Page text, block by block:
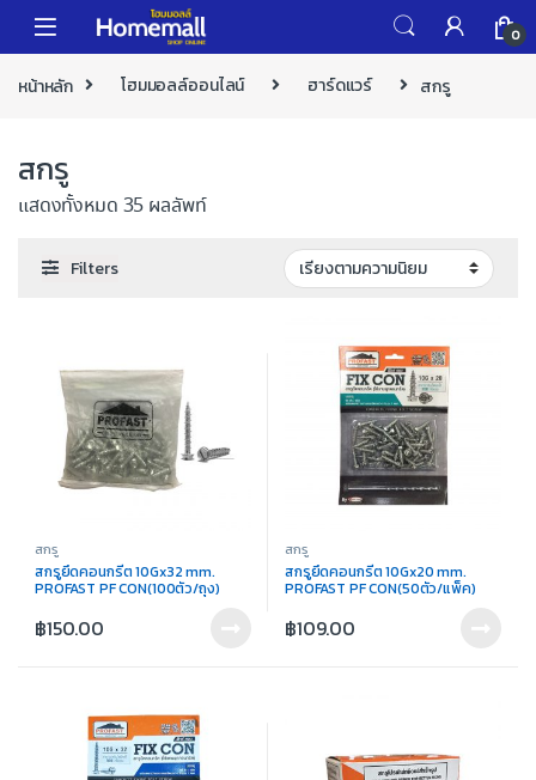
Skip to navigation
Skip to content
0
หน้าหลัก โฮมมอลล์ออนไลน์ ฮาร์ดแวร์ สกรู
สกรู
แสดงทั้งหมด 35 ผลลัพท์
Filters
สกรู
สกรูยึดคอนกรีต 10Gx32 mm.
PROFAST PF CON(100ตัว/ถุง)
฿150.00
สกรู
สกรูยึดคอนกรีต 10Gx20 mm.
PROFAST PF CON(50ตัว/แพ็ค)
฿109.00